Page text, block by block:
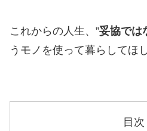
これからの人生、”妥協では
うモノを使って暮らしてほ
目次